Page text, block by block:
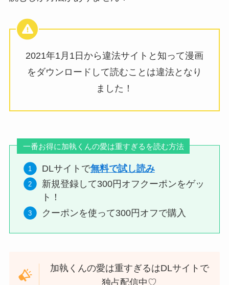
2021年1月1日から違法サイトと知って漫画
をダウンロードして読むことは違法となり
ました！
一番お得に加執くんの愛は重すぎるを読む方法
DLサイトで無料で試し読み
新規登録して300円オフクーポンをゲッ
ト！
クーポンを使って300円オフで購入
加執くんの愛は重すぎるはDLサイトで
独占配信中♡